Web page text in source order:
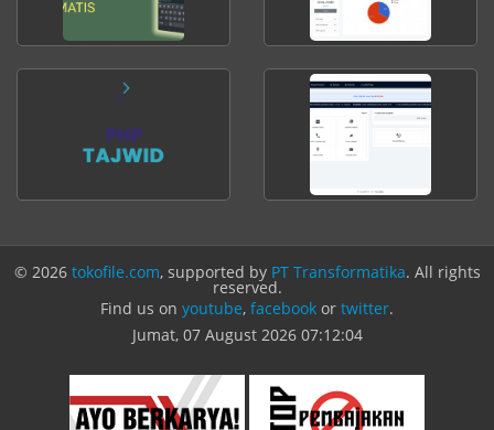
© 2026 tokofile.com, supported by PT Transformatika. All rights
reserved.
Find us on youtube, facebook or twitter.
Jumat, 07 August 2026 07:12:04